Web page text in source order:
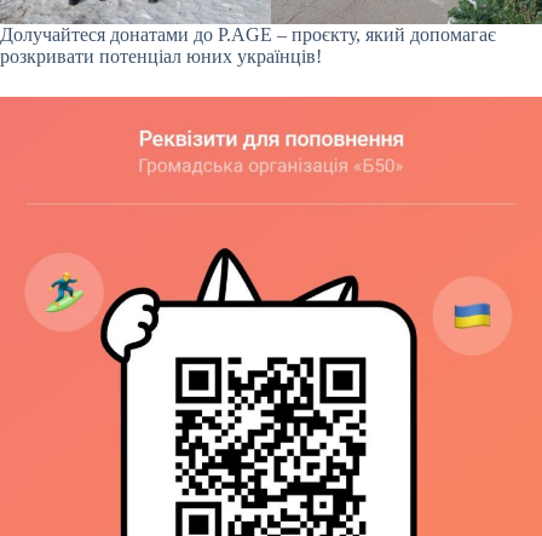
Долучайтеся донатами до P.AGE – проєкту, який допомагає
розкривати потенціал юних українців!